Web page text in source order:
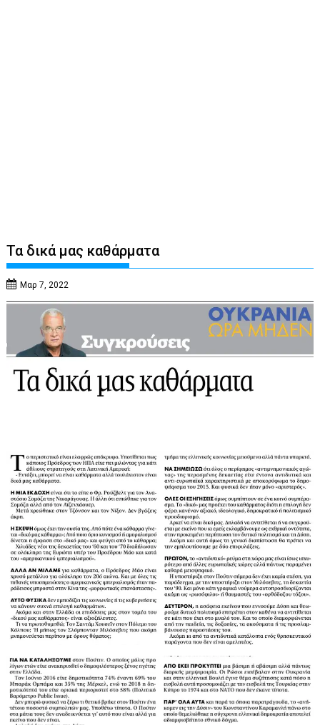
Τα δικά μας καθάρματα
Μαρ 7, 2022